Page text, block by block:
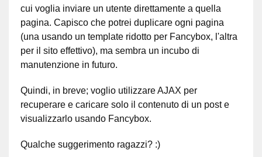
cui voglia inviare un utente direttamente a quella
pagina. Capisco che potrei duplicare ogni pagina
(una usando un template ridotto per Fancybox, l'altra
per il sito effettivo), ma sembra un incubo di
manutenzione in futuro.
Quindi, in breve; voglio utilizzare AJAX per
recuperare e caricare solo il contenuto di un post e
visualizzarlo usando Fancybox.
Qualche suggerimento ragazzi? :)